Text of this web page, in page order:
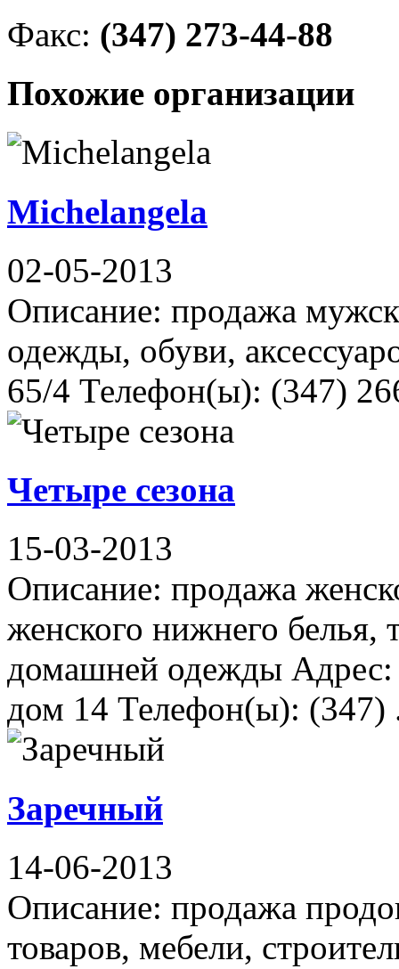
Факс: (347) 273-44-88
Похожие организации
Michelangela
02-05-2013
Описание: продажа
одежды, обуви,
65/4 Телефон(ы): (347)
Четыре сезона
15-03-2013
Описание: продажа
женского нижнего белья,
домашней одежды Адрес:
дом 14 Телефон(ы): (347)
Заречный
14-06-2013
Описание: продажа
товаров, мебели,